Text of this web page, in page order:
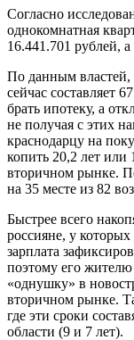
Согласно
однокомнатная
16.441.701 рублей,
По данным властей,
сейчас составляет
брать ипотеку, а
не получая с этих
краснодарцу на
копить 20,2 лет или
вторичном рынке.
на 35 месте из 82
Быстрее всего
россияне, у
зарплата
поэтому его жителю
«однушку» в
вторичном рынке.
где эти сроки
области (9 и 7 лет).